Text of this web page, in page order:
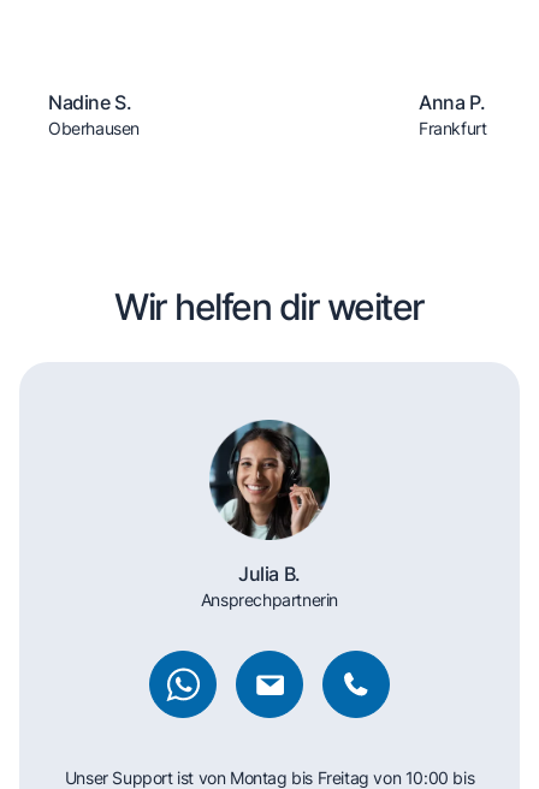
Nadine S.
Oberhausen
Anna P.
Frankfurt
Wir helfen dir weiter
Julia B.
Ansprechpartnerin
Unser Support ist von Montag bis Freitag von 10:00 bis